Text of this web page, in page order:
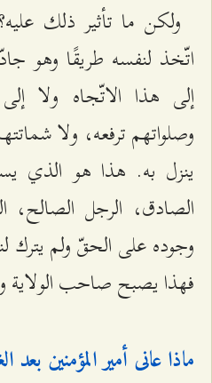
ولكن ما تأثير ذلك
اتّخذ لنفسه طريقًا وهو
إلى هذا الاتّجاه ولا
وصلواتهم ترفعه، ولا
ينزل به. هذا هو الذي
الصادق، الرجل
وجوده على الحقّ ولم يترك
فهذا يصبح صاحب الولاية
ماذا عانى أمير المؤمنين بعد